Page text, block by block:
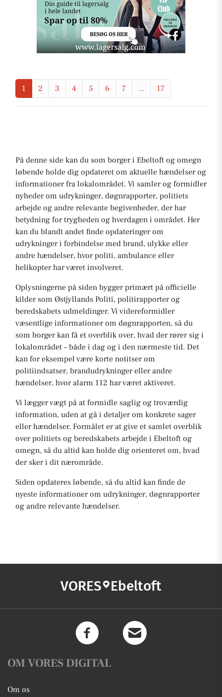
1 2 3 4 5 6 7 ... 17
På denne side kan du som borger i Ebeltoft og omegn
løbende holde dig opdateret om aktuelle hændelser og
informationer fra lokalområdet. Vi samler og formidler
nyheder om udrykninger, døgnrapporter, politiets
arbejde og andre relevante begivenheder, der har
betydning for trygheden og hverdagen i området. Her
kan du blandt andet finde opdateringer om
udrykninger i forbindelse med brand, ulykke eller
andre hændelser, hvor politi, ambulance eller
helikopter har været involveret.
Oplysningerne på siden bygger primært på officielle
kilder som Østjyllands Politi, politirapporter og
beredskabets udmeldinger. Vi videreformidler
væsentlige informationer om døgnrapporten, så du
som borger kan få et overblik over, hvad der rører sig i
lokalområdet – både i dag og i den nærmeste tid. Det
kan for eksempel være korte notitser om
politiindsatser, brandudrykninger eller andre
hændelser, hvor alarm 112 har været aktiveret.
Vi lægger vægt på at formidle saglig og troværdig
information, uden at gå i detaljer om konkrete sager
eller hændelser. Formålet er at give et samlet overblik
over politiets og beredskabets arbejde i Ebeltoft og
omegn, så du altid kan holde dig orienteret om, hvad
der sker i dit nærområde.
Siden opdateres løbende, så du altid kan finde de
nyeste informationer om udrykninger, døgnrapporter
og andre relevante hændelser.
VORES Ebeltoft
OM VORES DIGITAL
Om os